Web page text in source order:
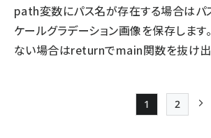
path変数にパス名が存在する場合はパ
ケールグラデーション画像を保存します
ない場合はreturnでmain関数を抜け出
Page
1
Page
2